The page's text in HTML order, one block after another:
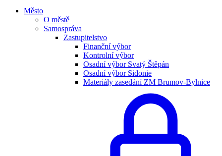
Město
O městě
Samospráva
Zastupitelstvo
Finanční výbor
Kontrolní výbor
Osadní výbor Svatý Štěpán
Osadní výbor Sidonie
Materiály zasedání ZM Brumov-Bylnice